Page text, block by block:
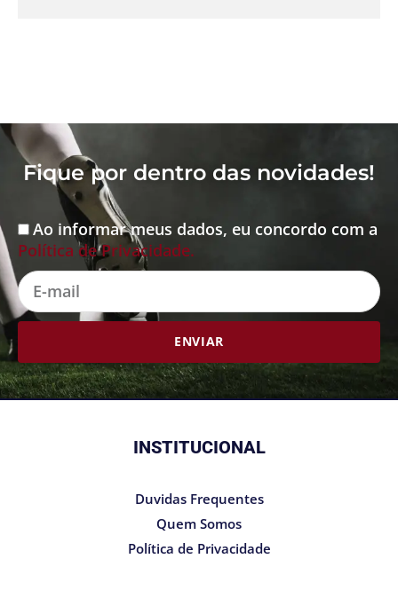
Fique por dentro das novidades!
Ao informar meus dados, eu concordo com a
Política de Privacidade.
E-
mail
ENVIAR
INSTITUCIONAL
Duvidas Frequentes
Quem Somos
Política de Privacidade